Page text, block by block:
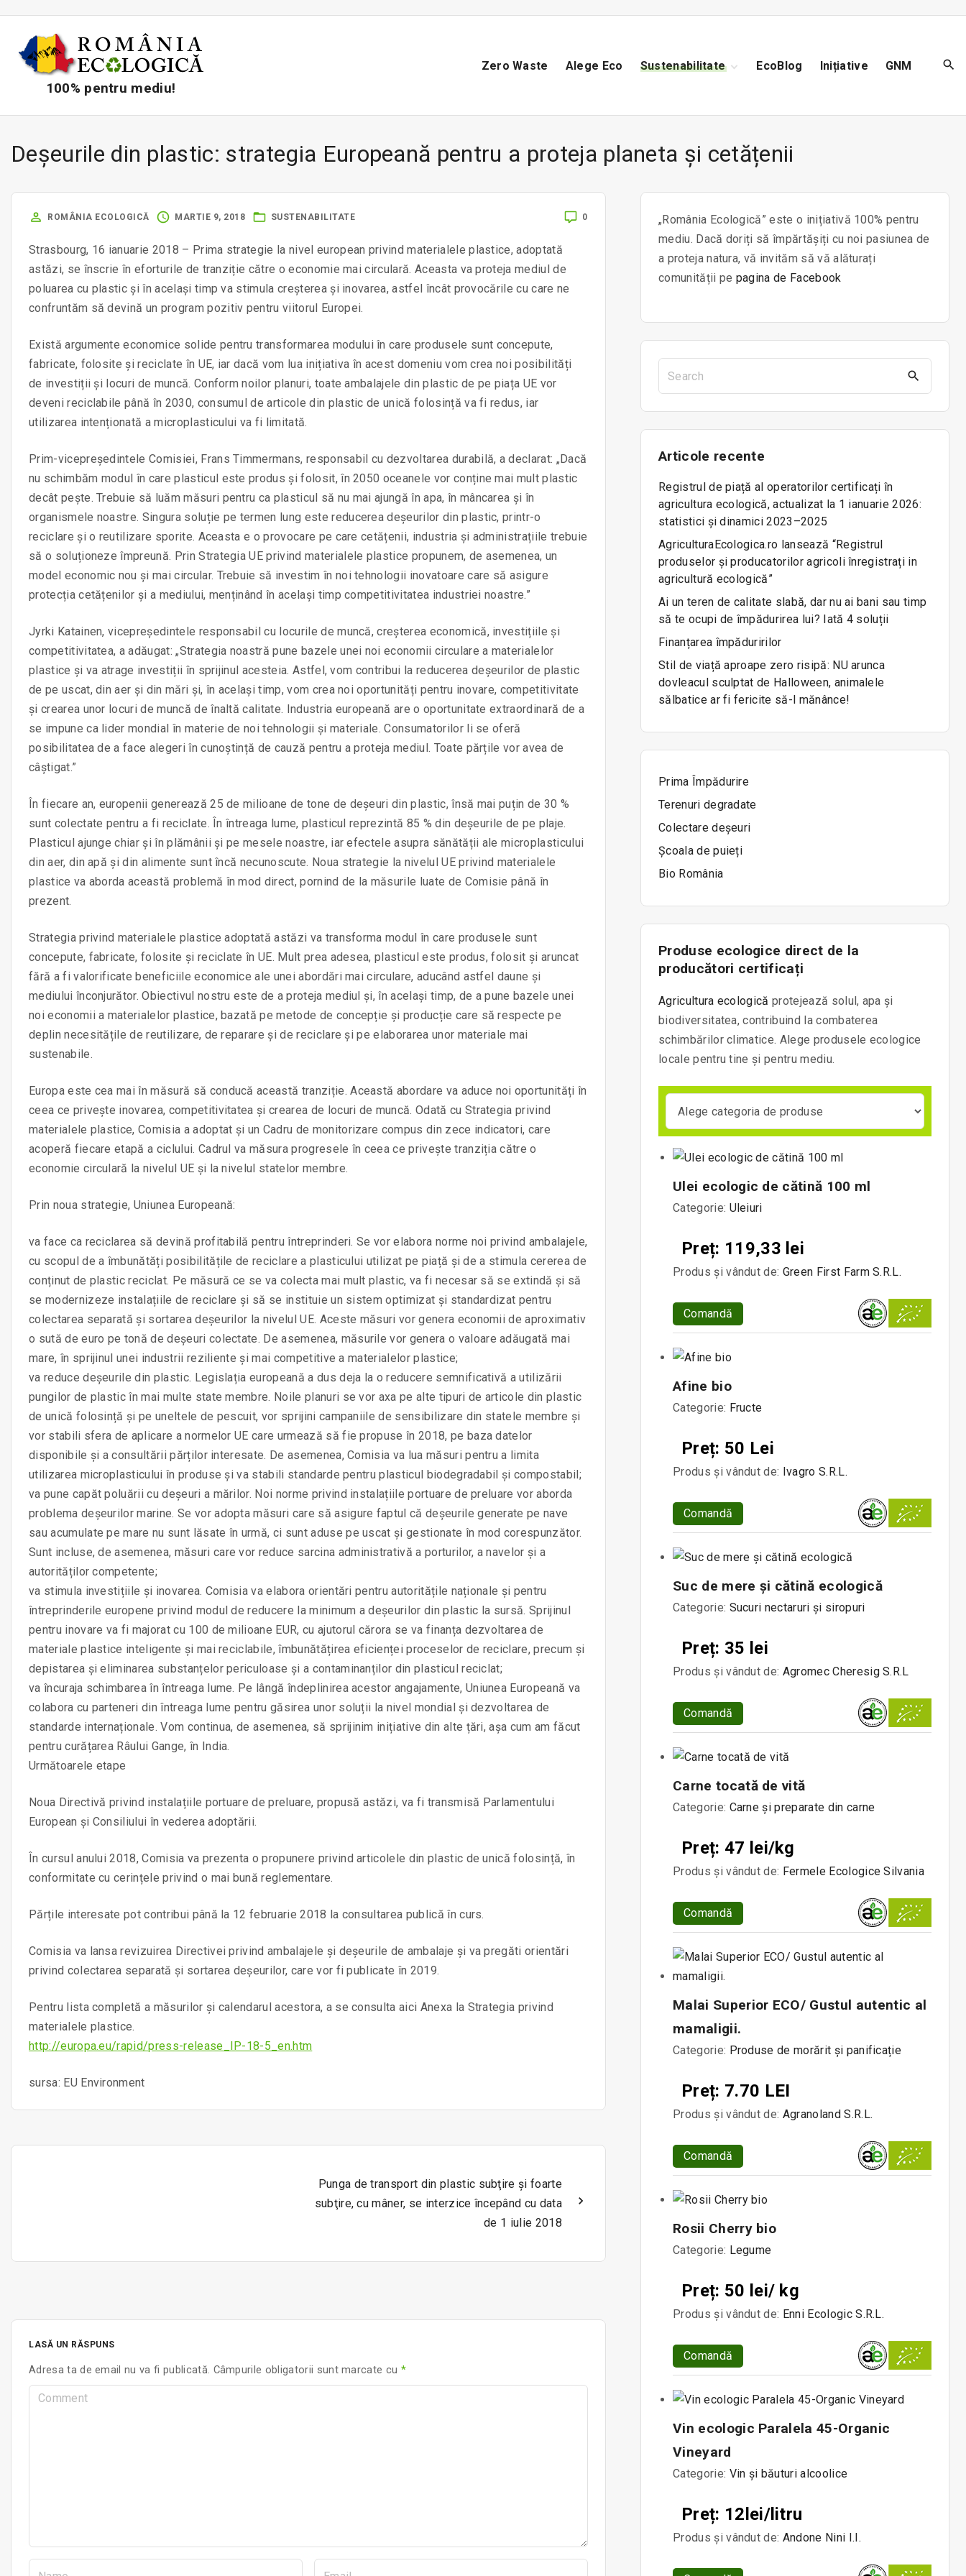
100% pentru mediu!
Zero Waste Alege Eco Sustenabilitate
Biodiversitate
EcoBlog Inițiative GNM
Deșeurile din plastic: strategia Europeană pentru a proteja planeta și cetățenii
ROMÂNIA ECOLOGICĂ MARTIE 9, 2018 SUSTENABILITATE 0
Strasbourg, 16 ianuarie 2018 – Prima strategie la nivel european privind materialele plastice, adoptată
astăzi, se înscrie în eforturile de tranziție către o economie mai circulară. Aceasta va proteja mediul de
poluarea cu plastic și în același timp va stimula creșterea și inovarea, astfel încât provocările cu care ne
confruntăm să devină un program pozitiv pentru viitorul Europei.
Există argumente economice solide pentru transformarea modului în care produsele sunt concepute,
fabricate, folosite și reciclate în UE, iar dacă vom lua inițiativa în acest domeniu vom crea noi posibilități
de investiții și locuri de muncă. Conform noilor planuri, toate ambalajele din plastic de pe piața UE vor
deveni reciclabile până în 2030, consumul de articole din plastic de unică folosință va fi redus, iar
utilizarea intenționată a microplasticului va fi limitată.
Prim-vicepreședintele Comisiei, Frans Timmermans, responsabil cu dezvoltarea durabilă, a declarat: „Dacă
nu schimbăm modul în care plasticul este produs și folosit, în 2050 oceanele vor conține mai mult plastic
decât pește. Trebuie să luăm măsuri pentru ca plasticul să nu mai ajungă în apa, în mâncarea și în
organismele noastre. Singura soluție pe termen lung este reducerea deșeurilor din plastic, printr-o
reciclare și o reutilizare sporite. Aceasta e o provocare pe care cetățenii, industria și administrațiile trebuie
să o soluționeze împreună. Prin Strategia UE privind materialele plastice propunem, de asemenea, un
model economic nou și mai circular. Trebuie să investim în noi tehnologii inovatoare care să asigure
protecția cetățenilor și a mediului, menținând în același timp competitivitatea industriei noastre.”
Jyrki Katainen, vicepreședintele responsabil cu locurile de muncă, creșterea economică, investițiile și
competitivitatea, a adăugat: „Strategia noastră pune bazele unei noi economii circulare a materialelor
plastice și va atrage investiții în sprijinul acesteia. Astfel, vom contribui la reducerea deșeurilor de plastic
de pe uscat, din aer și din mări și, în același timp, vom crea noi oportunități pentru inovare, competitivitate
și crearea unor locuri de muncă de înaltă calitate. Industria europeană are o oportunitate extraordinară de a
se impune ca lider mondial în materie de noi tehnologii și materiale. Consumatorilor li se oferă
posibilitatea de a face alegeri în cunoștință de cauză pentru a proteja mediul. Toate părțile vor avea de
câștigat.”
În fiecare an, europenii generează 25 de milioane de tone de deșeuri din plastic, însă mai puțin de 30 %
sunt colectate pentru a fi reciclate. În întreaga lume, plasticul reprezintă 85 % din deșeurile de pe plaje.
Plasticul ajunge chiar și în plămânii și pe mesele noastre, iar efectele asupra sănătății ale microplasticului
din aer, din apă și din alimente sunt încă necunoscute. Noua strategie la nivelul UE privind materialele
plastice va aborda această problemă în mod direct, pornind de la măsurile luate de Comisie până în
prezent.
Strategia privind materialele plastice adoptată astăzi va transforma modul în care produsele sunt
concepute, fabricate, folosite și reciclate în UE. Mult prea adesea, plasticul este produs, folosit și aruncat
fără a fi valorificate beneficiile economice ale unei abordări mai circulare, aducând astfel daune și
mediului înconjurător. Obiectivul nostru este de a proteja mediul și, în același timp, de a pune bazele unei
noi economii a materialelor plastice, bazată pe metode de concepție și producție care să respecte pe
deplin necesitățile de reutilizare, de reparare și de reciclare și pe elaborarea unor materiale mai
sustenabile.
Europa este cea mai în măsură să conducă această tranziție. Această abordare va aduce noi oportunități în
ceea ce privește inovarea, competitivitatea și crearea de locuri de muncă. Odată cu Strategia privind
materialele plastice, Comisia a adoptat și un Cadru de monitorizare compus din zece indicatori, care
acoperă fiecare etapă a ciclului. Cadrul va măsura progresele în ceea ce privește tranziția către o
economie circulară la nivelul UE și la nivelul statelor membre.
Prin noua strategie, Uniunea Europeană:
va face ca reciclarea să devină profitabilă pentru întreprinderi. Se vor elabora norme noi privind ambalajele,
cu scopul de a îmbunătăți posibilitățile de reciclare a plasticului utilizat pe piață și de a stimula cererea de
conținut de plastic reciclat. Pe măsură ce se va colecta mai mult plastic, va fi necesar să se extindă și să
se modernizeze instalațiile de reciclare și să se instituie un sistem optimizat și standardizat pentru
colectarea separată și sortarea deșeurilor la nivelul UE. Aceste măsuri vor genera economii de aproximativ
o sută de euro pe tonă de deșeuri colectate. De asemenea, măsurile vor genera o valoare adăugată mai
mare, în sprijinul unei industrii reziliente și mai competitive a materialelor plastice;
va reduce deșeurile din plastic. Legislația europeană a dus deja la o reducere semnificativă a utilizării
pungilor de plastic în mai multe state membre. Noile planuri se vor axa pe alte tipuri de articole din plastic
de unică folosință și pe uneltele de pescuit, vor sprijini campaniile de sensibilizare din statele membre și
vor stabili sfera de aplicare a normelor UE care urmează să fie propuse în 2018, pe baza datelor
disponibile și a consultării părților interesate. De asemenea, Comisia va lua măsuri pentru a limita
utilizarea microplasticului în produse și va stabili standarde pentru plasticul biodegradabil și compostabil;
va pune capăt poluării cu deșeuri a mărilor. Noi norme privind instalațiile portuare de preluare vor aborda
problema deșeurilor marine. Se vor adopta măsuri care să asigure faptul că deșeurile generate pe nave
sau acumulate pe mare nu sunt lăsate în urmă, ci sunt aduse pe uscat și gestionate în mod corespunzător.
Sunt incluse, de asemenea, măsuri care vor reduce sarcina administrativă a porturilor, a navelor și a
autorităților competente;
va stimula investițiile și inovarea. Comisia va elabora orientări pentru autoritățile naționale și pentru
întreprinderile europene privind modul de reducere la minimum a deșeurilor din plastic la sursă. Sprijinul
pentru inovare va fi majorat cu 100 de milioane EUR, cu ajutorul cărora se va finanța dezvoltarea de
materiale plastice inteligente și mai reciclabile, îmbunătățirea eficienței proceselor de reciclare, precum și
depistarea și eliminarea substanțelor periculoase și a contaminanților din plasticul reciclat;
va încuraja schimbarea în întreaga lume. Pe lângă îndeplinirea acestor angajamente, Uniunea Europeană va
colabora cu parteneri din întreaga lume pentru găsirea unor soluții la nivel mondial și dezvoltarea de
standarde internaționale. Vom continua, de asemenea, să sprijinim inițiative din alte țări, așa cum am făcut
pentru curățarea Râului Gange, în India.
Următoarele etape
Noua Directivă privind instalațiile portuare de preluare, propusă astăzi, va fi transmisă Parlamentului
European și Consiliului în vederea adoptării.
În cursul anului 2018, Comisia va prezenta o propunere privind articolele din plastic de unică folosință, în
conformitate cu cerințele privind o mai bună reglementare.
Părțile interesate pot contribui până la 12 februarie 2018 la consultarea publică în curs.
Comisia va lansa revizuirea Directivei privind ambalajele și deșeurile de ambalaje și va pregăti orientări
privind colectarea separată și sortarea deșeurilor, care vor fi publicate în 2019.
Pentru lista completă a măsurilor și calendarul acestora, a se consulta aici Anexa la Strategia privind
materialele plastice.
http://europa.eu/rapid/press-release_IP-18-5_en.htm
sursa: EU Environment
Punga de transport din plastic subţire şi foarte
subţire, cu mâner, se interzice începând cu data
de 1 iulie 2018
LASĂ UN RĂSPUNS
Adresa ta de email nu va fi publicată. Câmpurile obligatorii sunt marcate cu *
„România Ecologică” este o inițiativă 100% pentru
mediu. Dacă doriți să împărtășiți cu noi pasiunea de
a proteja natura, vă invităm să vă alăturați
comunității pe pagina de Facebook
Articole recente
Registrul de piață al operatorilor certificați în
agricultura ecologică, actualizat la 1 ianuarie 2026:
statistici și dinamici 2023–2025
AgriculturaEcologica.ro lansează “Registrul
produselor și producatorilor agricoli înregistrați in
agricultură ecologică”
Ai un teren de calitate slabă, dar nu ai bani sau timp
să te ocupi de împădurirea lui? Iată 4 soluții
Finanțarea împăduririlor
Stil de viață aproape zero risipă: NU arunca
dovleacul sculptat de Halloween, animalele
sălbatice ar fi fericite să-l mănânce!
Prima Împădurire
Terenuri degradate
Colectare deșeuri
Școala de puieți
Bio România
Produse ecologice direct de la
producători certificați
Agricultura ecologică protejează solul, apa și
biodiversitatea, contribuind la combaterea
schimbărilor climatice. Alege produsele ecologice
locale pentru tine și pentru mediu.
Ulei ecologic de cătină 100 ml
Categorie: Uleiuri
Preț: 119,33 lei
Produs și vândut de: Green First Farm S.R.L.
Comandă
Afine bio
Categorie: Fructe
Preț: 50 Lei
Produs și vândut de: Ivagro S.R.L.
Comandă
Suc de mere și cătină ecologică
Categorie: Sucuri nectaruri și siropuri
Preț: 35 lei
Produs și vândut de: Agromec Cheresig S.R.L
Comandă
Carne tocată de vită
Categorie: Carne și preparate din carne
Preț: 47 lei/kg
Produs și vândut de: Fermele Ecologice Silvania
Comandă
Malai Superior ECO/ Gustul autentic al
mamaligii.
Categorie: Produse de morărit și panificație
Preț: 7.70 LEI
Produs și vândut de: Agranoland S.R.L.
Comandă
Rosii Cherry bio
Categorie: Legume
Preț: 50 lei/ kg
Produs și vândut de: Enni Ecologic S.R.L.
Comandă
Vin ecologic Paralela 45-Organic
Vineyard
Categorie: Vin și băuturi alcoolice
Preț: 12lei/litru
Produs și vândut de: Andone Nini I.I.